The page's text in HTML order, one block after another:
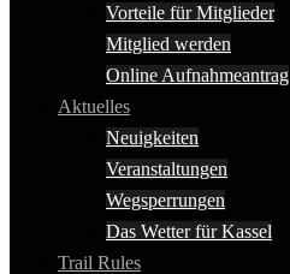
Vorteile für Mitglieder
Mitglied werden
Online Aufnahmeantrag
Aktuelles
Neuigkeiten
Veranstaltungen
Wegsperrungen
Das Wetter für Kassel
Trail Rules